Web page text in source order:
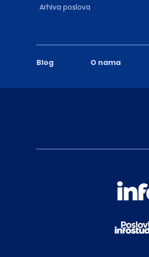
Blog O nama
Arhiva poslova